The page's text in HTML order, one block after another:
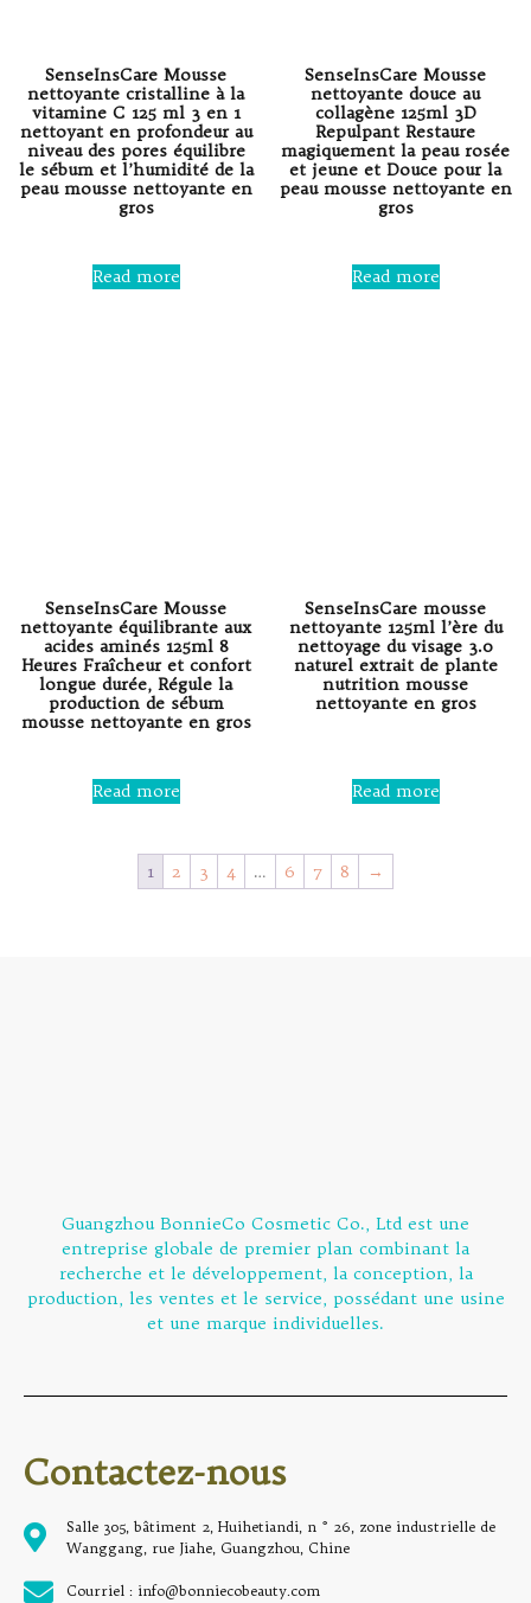
SenseInsCare Mousse
nettoyante cristalline à la
vitamine C 125 ml 3 en 1
nettoyant en profondeur au
niveau des pores équilibre
le sébum et l’humidité de la
peau mousse nettoyante en
gros
0
out
Read more
SenseInsCare Mousse
nettoyante douce au
collagène 125ml 3D
Repulpant Restaure
magiquement la peau rosée
et jeune et Douce pour la
peau mousse nettoyante en
gros
0
out
Read more
SenseInsCare Mousse
nettoyante équilibrante aux
acides aminés 125ml 8
Heures Fraîcheur et confort
longue durée, Régule la
production de sébum
mousse nettoyante en gros
0
out
Read more
SenseInsCare mousse
nettoyante 125ml l’ère du
nettoyage du visage 3.0
naturel extrait de plante
nutrition mousse
nettoyante en gros
out
of
5
Read more
1 2 3 4 … 6 7 8 →
Guangzhou BonnieCo Cosmetic Co., Ltd est une
entreprise globale de premier plan combinant la
recherche et le développement, la conception, la
production, les ventes et le service, possédant une usine
et une marque individuelles.
Contactez-nous
Salle 305, bâtiment 2, Huihetiandi, n ° 26, zone industrielle de
Wanggang, rue Jiahe, Guangzhou, Chine
Courriel : info@bonniecobeauty.com